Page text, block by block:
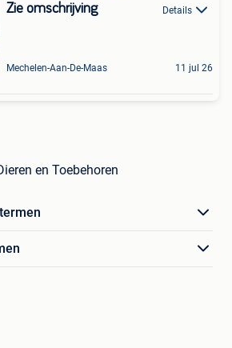
Zie omschrijving Details
Mechelen-Aan-De-Maas 11 jul 26
en Toebehoren